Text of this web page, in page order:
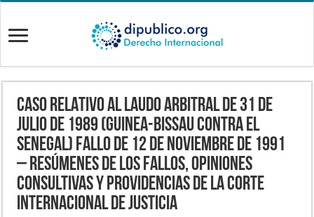
CASO RELATIVO AL LAUDO ARBITRAL DE 31 DE
JULIO DE 1989 (GUINEA-BISSAU CONTRA EL
SENEGAL) Fallo de 12 de noviembre de 1991
– Resúmenes de los fallos, opiniones
consultivas y providencias de la Corte
Internacional de Justicia